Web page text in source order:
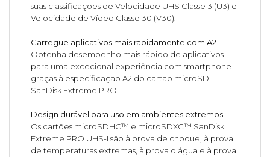
suas classificações de Velocidade UHS Classe 3 (U3) e
Velocidade de Vídeo Classe 30 (V30).
Carregue aplicativos mais rapidamente com A2
Obtenha desempenho mais rápido de aplicativos
para uma excecional experiência com smartphone
graças à especificação A2 do cartão microSD
SanDisk Extreme PRO.
Design durável para uso em ambientes extremos
Os cartões microSDHC™ e microSDXC™ SanDisk
Extreme PRO UHS-I são à prova de choque, à prova
de temperaturas extremas, à prova d'água e à prova